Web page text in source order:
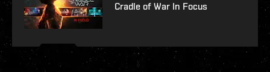
Cradle of War In Focus